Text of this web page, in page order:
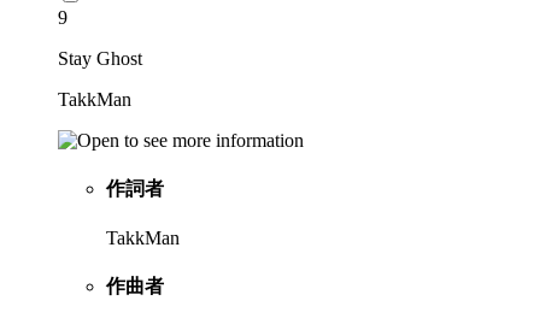
9
Stay Ghost
TakkMan
作詞者
TakkMan
作曲者